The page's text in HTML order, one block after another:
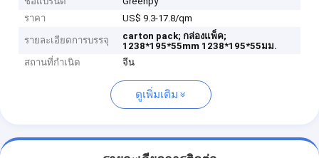
ราคา
US$ 9.3-17.8/qm
รายละเอียดการบรรจุ carton pack; กล่องแพ็ค;
1238*195*55mm 1238*195*55มม.
สถานที่กำเนิด
จีน
ดูเพิ่มเติม